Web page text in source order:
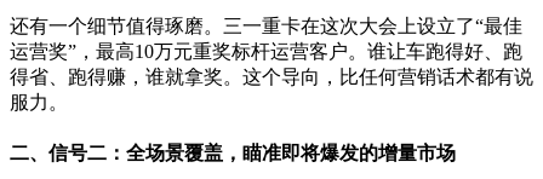
还有一个细节值得琢磨。三一重卡在这次大会上设立了“最佳
运营奖”，最高10万元重奖标杆运营客户。谁让车跑得好、跑
得省、跑得赚，谁就拿奖。这个导向，比任何营销话术都有说
服力。
二、信号二：全场景覆盖，瞄准即将爆发的增量市场